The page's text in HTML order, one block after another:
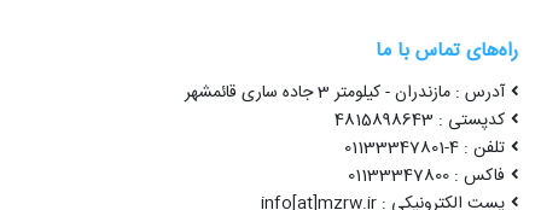
راه‌های تماس با ما
آدرس : مازندران - کیلومتر 3 جاده ساری قائمشهر
کدپستی : 4815898643
تلفن : 4-01133347801
فاکس : 01133347800
پست الکترونیکی : info[at]mzrw.ir